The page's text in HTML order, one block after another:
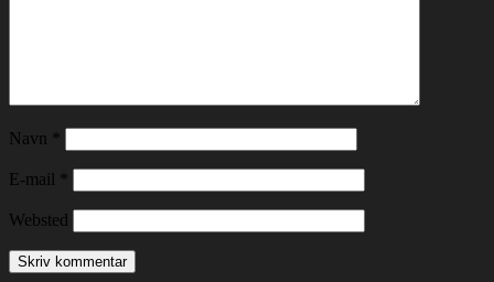
Navn *
E-mail *
Websted